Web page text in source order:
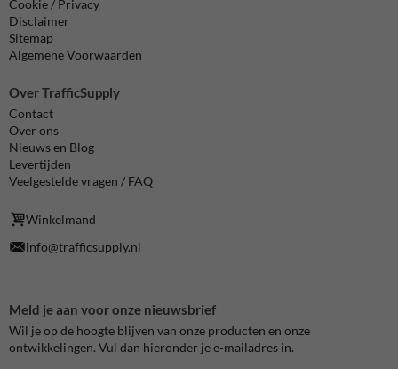
Cookie / Privacy
Disclaimer
Sitemap
Algemene Voorwaarden
Over TrafficSupply
Contact
Over ons
Nieuws en Blog
Levertijden
Veelgestelde vragen / FAQ
Winkelmand
info@trafficsupply.nl
Meld je aan voor onze nieuwsbrief
Wil je op de hoogte blijven van onze producten en onze
ontwikkelingen. Vul dan hieronder je e-mailadres in.